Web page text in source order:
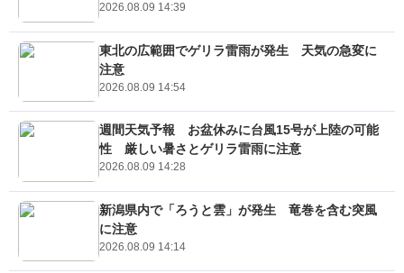
2026.08.09 14:39
東北の広範囲でゲリラ雷雨が発生 天気の急変に
注意
2026.08.09 14:54
週間天気予報 お盆休みに台風15号が上陸の可能
性 厳しい暑さとゲリラ雷雨に注意
2026.08.09 14:28
新潟県内で「ろうと雲」が発生 竜巻を含む突風
に注意
2026.08.09 14:14